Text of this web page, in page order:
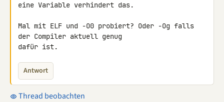
eine Variable verhindert das.
Mal mit ELF und -O0 probiert? Oder -Og falls
der Compiler aktuell genug
dafür ist.
Antwort
Thread beobachten